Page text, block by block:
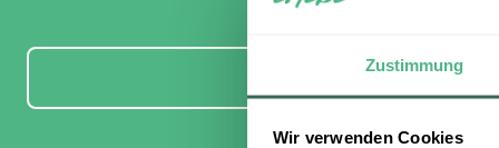
Zustimmung
Wir verwenden Cookies
Anmelden